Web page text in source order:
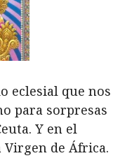
eclesial que nos
para sorpresas
Y en el
de África.